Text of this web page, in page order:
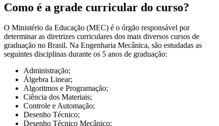
Como é a grade curricular do curso?
O Ministério da Educação (MEC) é o órgão responsável por
determinar as diretrizes curriculares dos mais diversos cursos de
graduação no Brasil. Na Engenharia Mecânica, são estudadas as
seguintes disciplinas durante os 5 anos de graduação:
Administração;
Álgebra Linear;
Algoritmos e Programação;
Ciência dos Materiais;
Controle e Automação;
Desenho Técnico;
Desenho Técnico Mecânico;